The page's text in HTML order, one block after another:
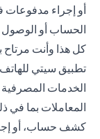
أو إجراء مدفوعات
الحساب أو الوصول
كل هذا وأنت مرتاح
تطبيق سيتي
الخدمات المصرفية
المعاملات بما في
كشف حساب، أو